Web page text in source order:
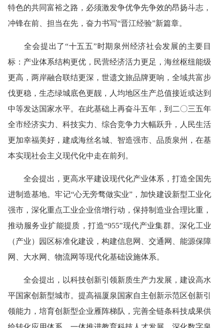
特色的共同富裕之路，必须激发争优争先争效的昂扬斗志，
冲锋在前、担当在先，奋力书写“晋江经验”新篇章。
全会提出了“十五五”时期泉州经济社会发展的主要目
标：产业体系结构更优，民营经济活力更足，海丝枢纽能级
更高，两岸融合联结更深，世遗文旅品牌更响，全域共富步
伐更稳，生态绿城底色更靓，人均地区生产总值接近或达到
中等发达国家水平。在此基础上再奋斗五年，到二〇三五年
全市经济实力、科技实力、综合竞争力大幅跃升，人民生活
更加幸福美好，建成海丝名城、智造强市、品质泉州，在基
本实现社会主义现代化中走在前列。
全会提出，更高水平建设现代化产业体系，打造全国先
进制造基地。牢记“心无旁骛做实业”，加快建设新型工业化
强市，深化重点工业企业倍增行动，保持制造业合理比重，
推动服务业扩能提质，打造“955”现代产业集群。深化工业
（产业）园区标准化建设，构建信息网、交通网、能源保障
网、大水网、物流网等现代化基础设施体系。
全会提出，以科技创新引领新质生产力发展，建设高水
平国家创新型城市。提高福厦泉国家自主创新示范区创新引
领能力，培育创新型企业雁阵梯队，完善全链条科技成果供